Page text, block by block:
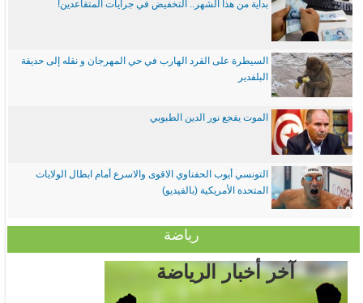
بداية من هذا الشهر.. التخفيض في جرايات المتقاعدين!
السيطرة على القرد الهارب في حي المهرجان و نقله إلى حديقة
البلفدير
الموت يفجع نور الدين الطبوبي
التونسي أيوب الحفناوي الاقوى والاسرع أمام ابطال الولايات
المتحدة الأمريكية (بالفيديو)
رياضة
آخر أخبار الرياضة